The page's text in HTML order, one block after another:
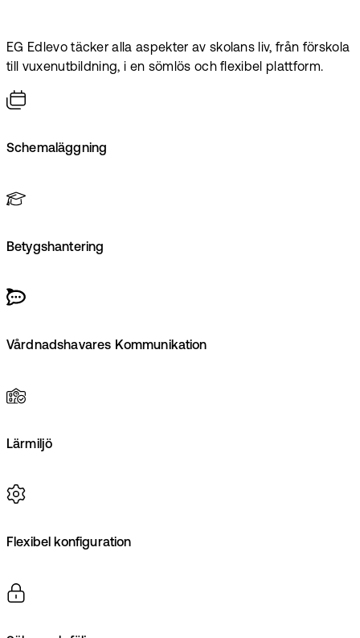
EG Edlevo täcker alla aspekter av skolans liv, från förskola
till vuxenutbildning, i en sömlös och flexibel plattform.
Schemaläggning
Betygshantering
Vårdnadshavares Kommunikation
Lärmiljö
Flexibel konfiguration